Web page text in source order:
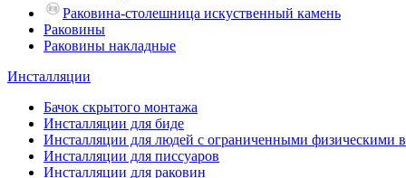
Раковина-столешница искуственный камень
Раковины
Раковины накладные
Инсталляции
Бачок скрытого монтажа
Инсталляции для биде
Инсталляции для людей с ограниченными физическими
Инсталляции для писсуаров
Инсталляции для раковин